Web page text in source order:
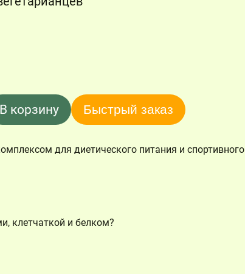
В корзину Быстрый заказ
для диетического питания и спортивного
клетчаткой и белком?